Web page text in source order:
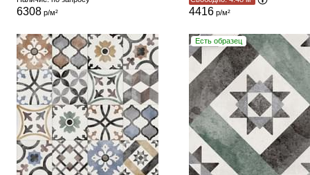
6308р/м² 4416р/м²
Есть образец